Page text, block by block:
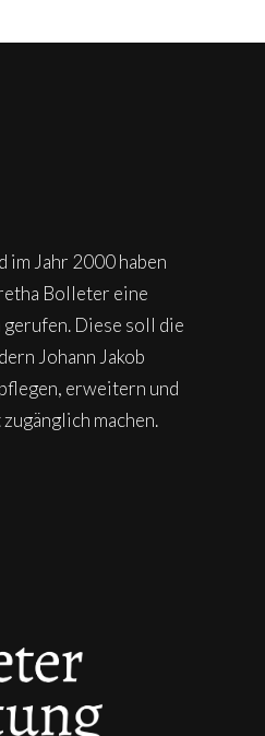
im Jahr 2000 haben
Bolleter eine
Diese soll die
Johann Jakob
erweitern und
machen.